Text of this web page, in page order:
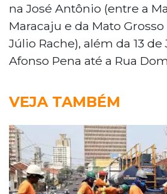
na José Antônio (entre a
Maracaju e da Mato
Júlio Rache), além da 13 de
Afonso Pena até a Rua
VEJA TAMBÉM